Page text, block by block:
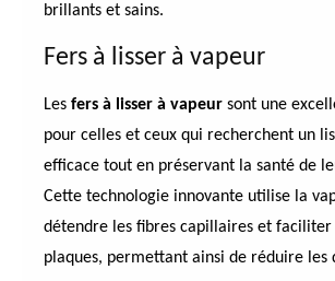
brillants et sains.
Fers à lisser à vapeur
Les fers à lisser à vapeur sont une
pour celles et ceux qui recherchent un
efficace tout en préservant la santé de
Cette technologie innovante utilise la
détendre les fibres capillaires et faciliter
plaques, permettant ainsi de réduire les